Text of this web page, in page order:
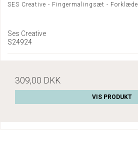
SES Creative - Fingermalingsæt - Forklæde
Ses Creative
S24924
309,00 DKK
VIS PRODUKT